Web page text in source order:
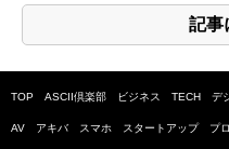
記事
TOP ASCII倶楽部 ビジネス TECH デ
AV アキバ スマホ スタートアップ プ